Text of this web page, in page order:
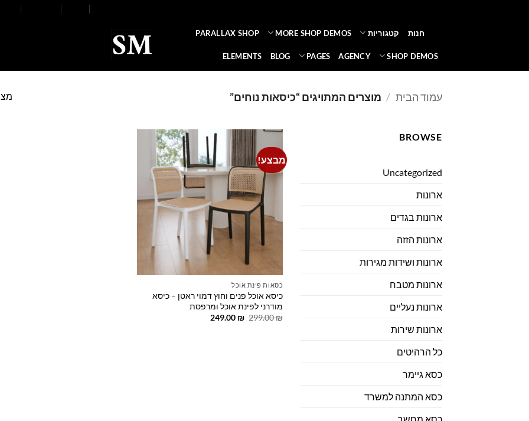
חנות קטגוריות MORE SHOP DEMOS
PARALLAX SHOP
SHOP DEMOS
AGENCY
PAGES
BLOG
ELEMENTS
עמוד הבית / מוצרים המתויגים “כיסאות נוחים”
BROWSE
Uncategorized
ארונות
ארונות בגדים
ארונות הזזה
ארונות ושידות מגירות
ארונות מטבח
ארונות נעליים
ארונות שירות
כל הרהיטים
כסא גיימר
כסא המתנה למשרד
מבצע!
Add to
wishlist
כסאות פינת אוכל
כיסא אוכל פנים וחוץ דמוי ראטן – כיסא
מודרני לפינת אוכל ומרפסת
299.00₪
המחיר
249.00 ₪